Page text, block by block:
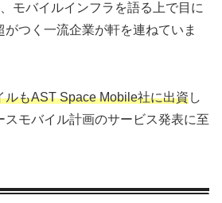
モバイルインフラを語る上で目に
がつく一流企業が軒を連ねていま
ルもAST Space Mobile社に出資し
スモバイル計画のサービス発表に至